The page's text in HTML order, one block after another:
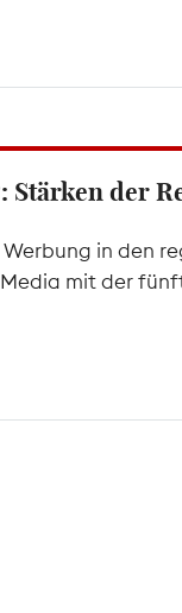
Stärken der
in den
Media mit der